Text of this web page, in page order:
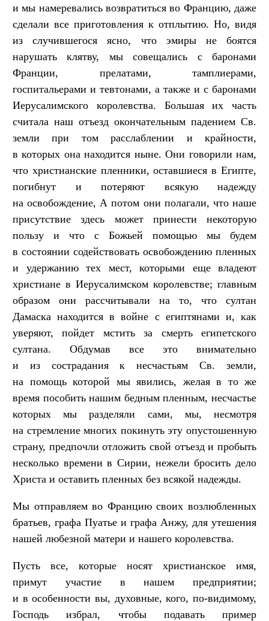
и мы намеревались возвратиться во Францию, даже
сделали все приготовления к отплытию. Но, видя
из случившегося ясно, что эмиры не боятся
нарушать клятву, мы совещались с баронами
Франции, прелатами, тамплиерами,
госпитальерами и тевтонами, а также и с баронами
Иерусалимского королевства. Большая их часть
считала наш отъезд окончательным падением Св.
земли при том расслаблении и крайности,
в которых она находится ныне. Они говорили нам,
что христианские пленники, оставшиеся в Египте,
погибнут и потеряют всякую надежду
на освобождение, А потом они полагали, что наше
присутствие здесь может принести некоторую
пользу и что с Божьей помощью мы будем
в состоянии содействовать освобождению пленных
и удержанию тех мест, которыми еще владеют
христиане в Иерусалимском королевстве; главным
образом они рассчитывали на то, что султан
Дамаска находится в войне с египтянами и, как
уверяют, пойдет мстить за смерть египетского
султана. Обдумав все это внимательно
и из сострадания к несчастьям Св. земли,
на помощь которой мы явились, желая в то же
время пособить нашим бедным пленным, несчастье
которых мы разделяли сами, мы, несмотря
на стремление многих покинуть эту опустошенную
страну, предпочли отложить свой отъезд и пробыть
несколько времени в Сирии, нежели бросить дело
Христа и оставить пленных без всякой надежды.
Мы отправляем во Францию своих возлюбленных
братьев, графа Пуатье и графа Анжу, для утешения
нашей любезной матери и нашего королевства.
Пусть все, которые носят христианское имя,
примут участие в нашем предприятии;
и в особенности вы, духовные, кого, по-видимому,
Господь избрал, чтобы подавать пример